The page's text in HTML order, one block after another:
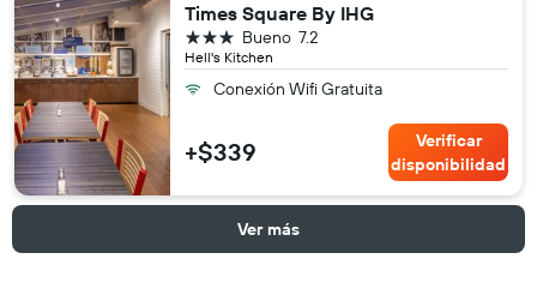
Times Square By IHG
Hell's Kitchen
7.2
Bueno
3 estrellas
Conexión Wifi Gratuita
+$339
Verificar
disponibilidad
Ver más